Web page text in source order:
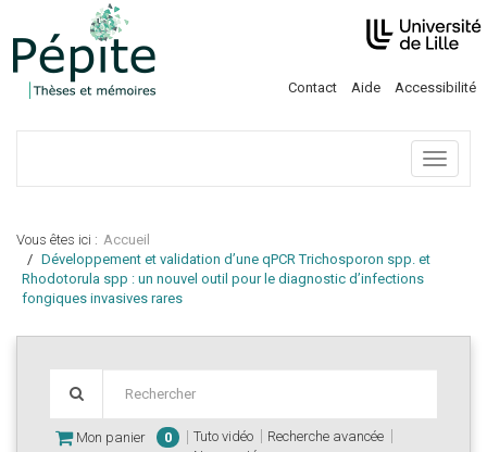
Contact Aide Accessibilité
Menu
Vous êtes ici : Accueil
Développement et validation d’une qPCR Trichosporon spp. et
Rhodotorula spp : un nouvel outil pour le diagnostic d’infections
fongiques invasives rares
Mon panier 0 Tuto vidéo
Recherche avancée